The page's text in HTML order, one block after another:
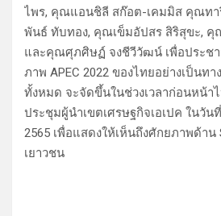
ไพร, คุณแอนชิลี สก๊อต-เคมมิส คุณทา
พันธ์ ทับทอง, คุณเข็มอัปสร สิริสุขะ,
และคุณศุภศิษฏ์ จงชีวีวัฒน์ เพื่อประชา
ภาพ APEC 2022 ของไทยอย่างเป็นท
ทั้งหมด จะจัดขึ้นในช่วงเวลาก่อนหน้า
ประชุมผู้นำเขตเศรษฐกิจเอเปค ในวัน
2565 เพื่อแสดงให้เห็นถึงศักยภาพด้าน
เยาวชน